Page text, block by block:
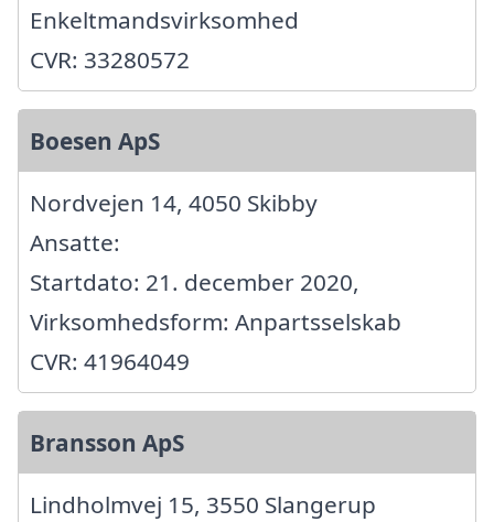
Enkeltmandsvirksomhed
CVR: 33280572
Boesen ApS
Nordvejen 14, 4050 Skibby
Ansatte:
Startdato: 21. december 2020,
Virksomhedsform: Anpartsselskab
CVR: 41964049
Bransson ApS
Lindholmvej 15, 3550 Slangerup